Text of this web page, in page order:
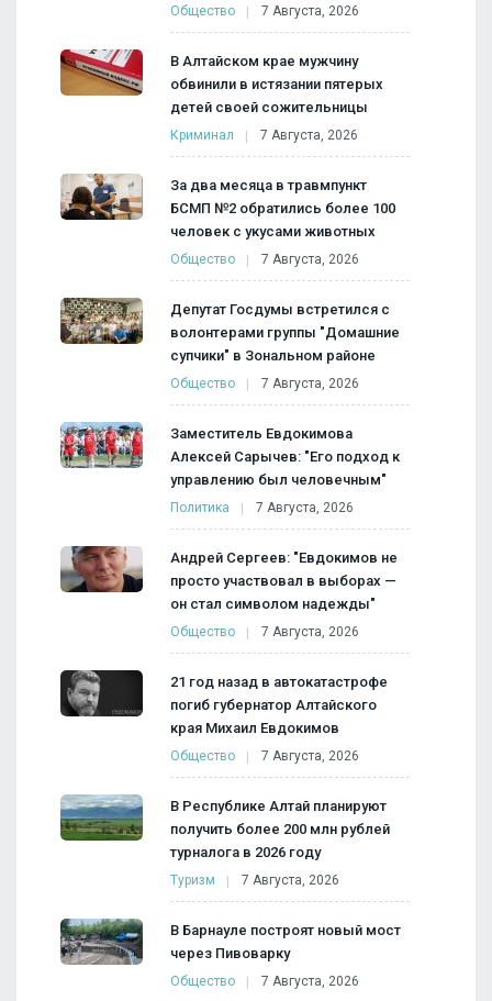
Общество 7 Августа, 2026
В Алтайском крае мужчину
обвинили в истязании пятерых
детей своей сожительницы
Криминал 7 Августа, 2026
За два месяца в травмпункт
БСМП №2 обратились более 100
человек с укусами животных
Общество 7 Августа, 2026
Депутат Госдумы встретился с
волонтерами группы "Домашние
супчики" в Зональном районе
Общество 7 Августа, 2026
Заместитель Евдокимова
Алексей Сарычев: "Его подход к
управлению был человечным"
Политика 7 Августа, 2026
Андрей Сергеев: "Евдокимов не
просто участвовал в выборах —
он стал символом надежды"
Общество 7 Августа, 2026
21 год назад в автокатастрофе
погиб губернатор Алтайского
края Михаил Евдокимов
Общество 7 Августа, 2026
В Республике Алтай планируют
получить более 200 млн рублей
турналога в 2026 году
Туризм 7 Августа, 2026
В Барнауле построят новый мост
через Пивоварку
Общество 7 Августа, 2026